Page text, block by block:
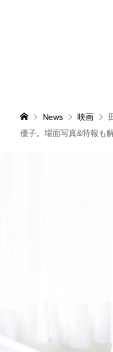
News 映画
優子。場面写真&特報も